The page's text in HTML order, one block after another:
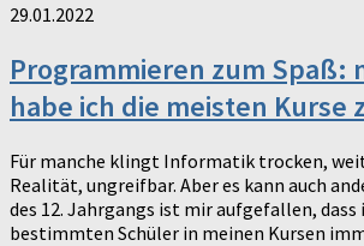
29.01.2022
Programmieren zum Spaß:
habe ich die meisten Kurse
Für manche klingt Informatik trocken,
Realität, ungreifbar. Aber es kann auch
des 12. Jahrgangs ist mir aufgefallen, dass
bestimmten Schüler in meinen Kursen